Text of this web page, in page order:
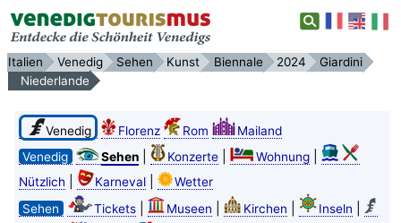
Italien Venedig Sehen Kunst Biennale 2024
Giardini
Niederlande
Venedig Florenz Rom
Mailand
Venedig
Sehen| Konzerte| Wohnung|
Nützlich Karneval|
Wetter
Sehen
Tickets| Museen Kirchen Inseln